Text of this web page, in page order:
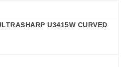
U3415W CURVED